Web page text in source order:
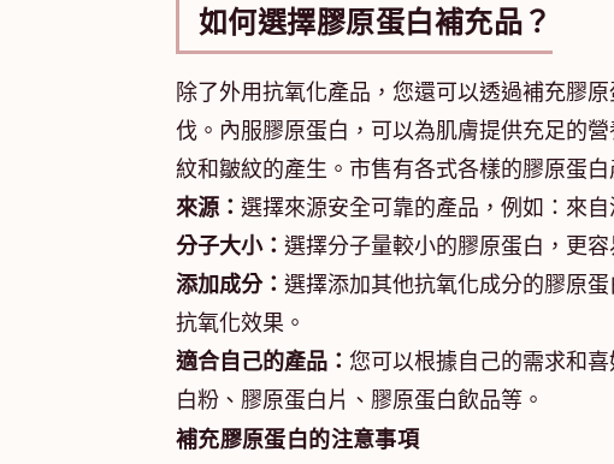
如何選擇膠原蛋白補充品？
除了外用抗氧化產品，您還可以透過補充膠
伐。內服膠原蛋白，可以為肌膚提供充足的
紋和皺紋的產生。市售有各式各樣的膠原蛋
來源： 選擇來源安全可靠的產品，例如：來
分子大小： 選擇分子量較小的膠原蛋白，更
添加成分： 選擇添加其他抗氧化成分的膠原
抗氧化效果。
適合自己的產品： 您可以根據自己的需求和
白粉、膠原蛋白片、膠原蛋白飲品等。
補充膠原蛋白的注意事項